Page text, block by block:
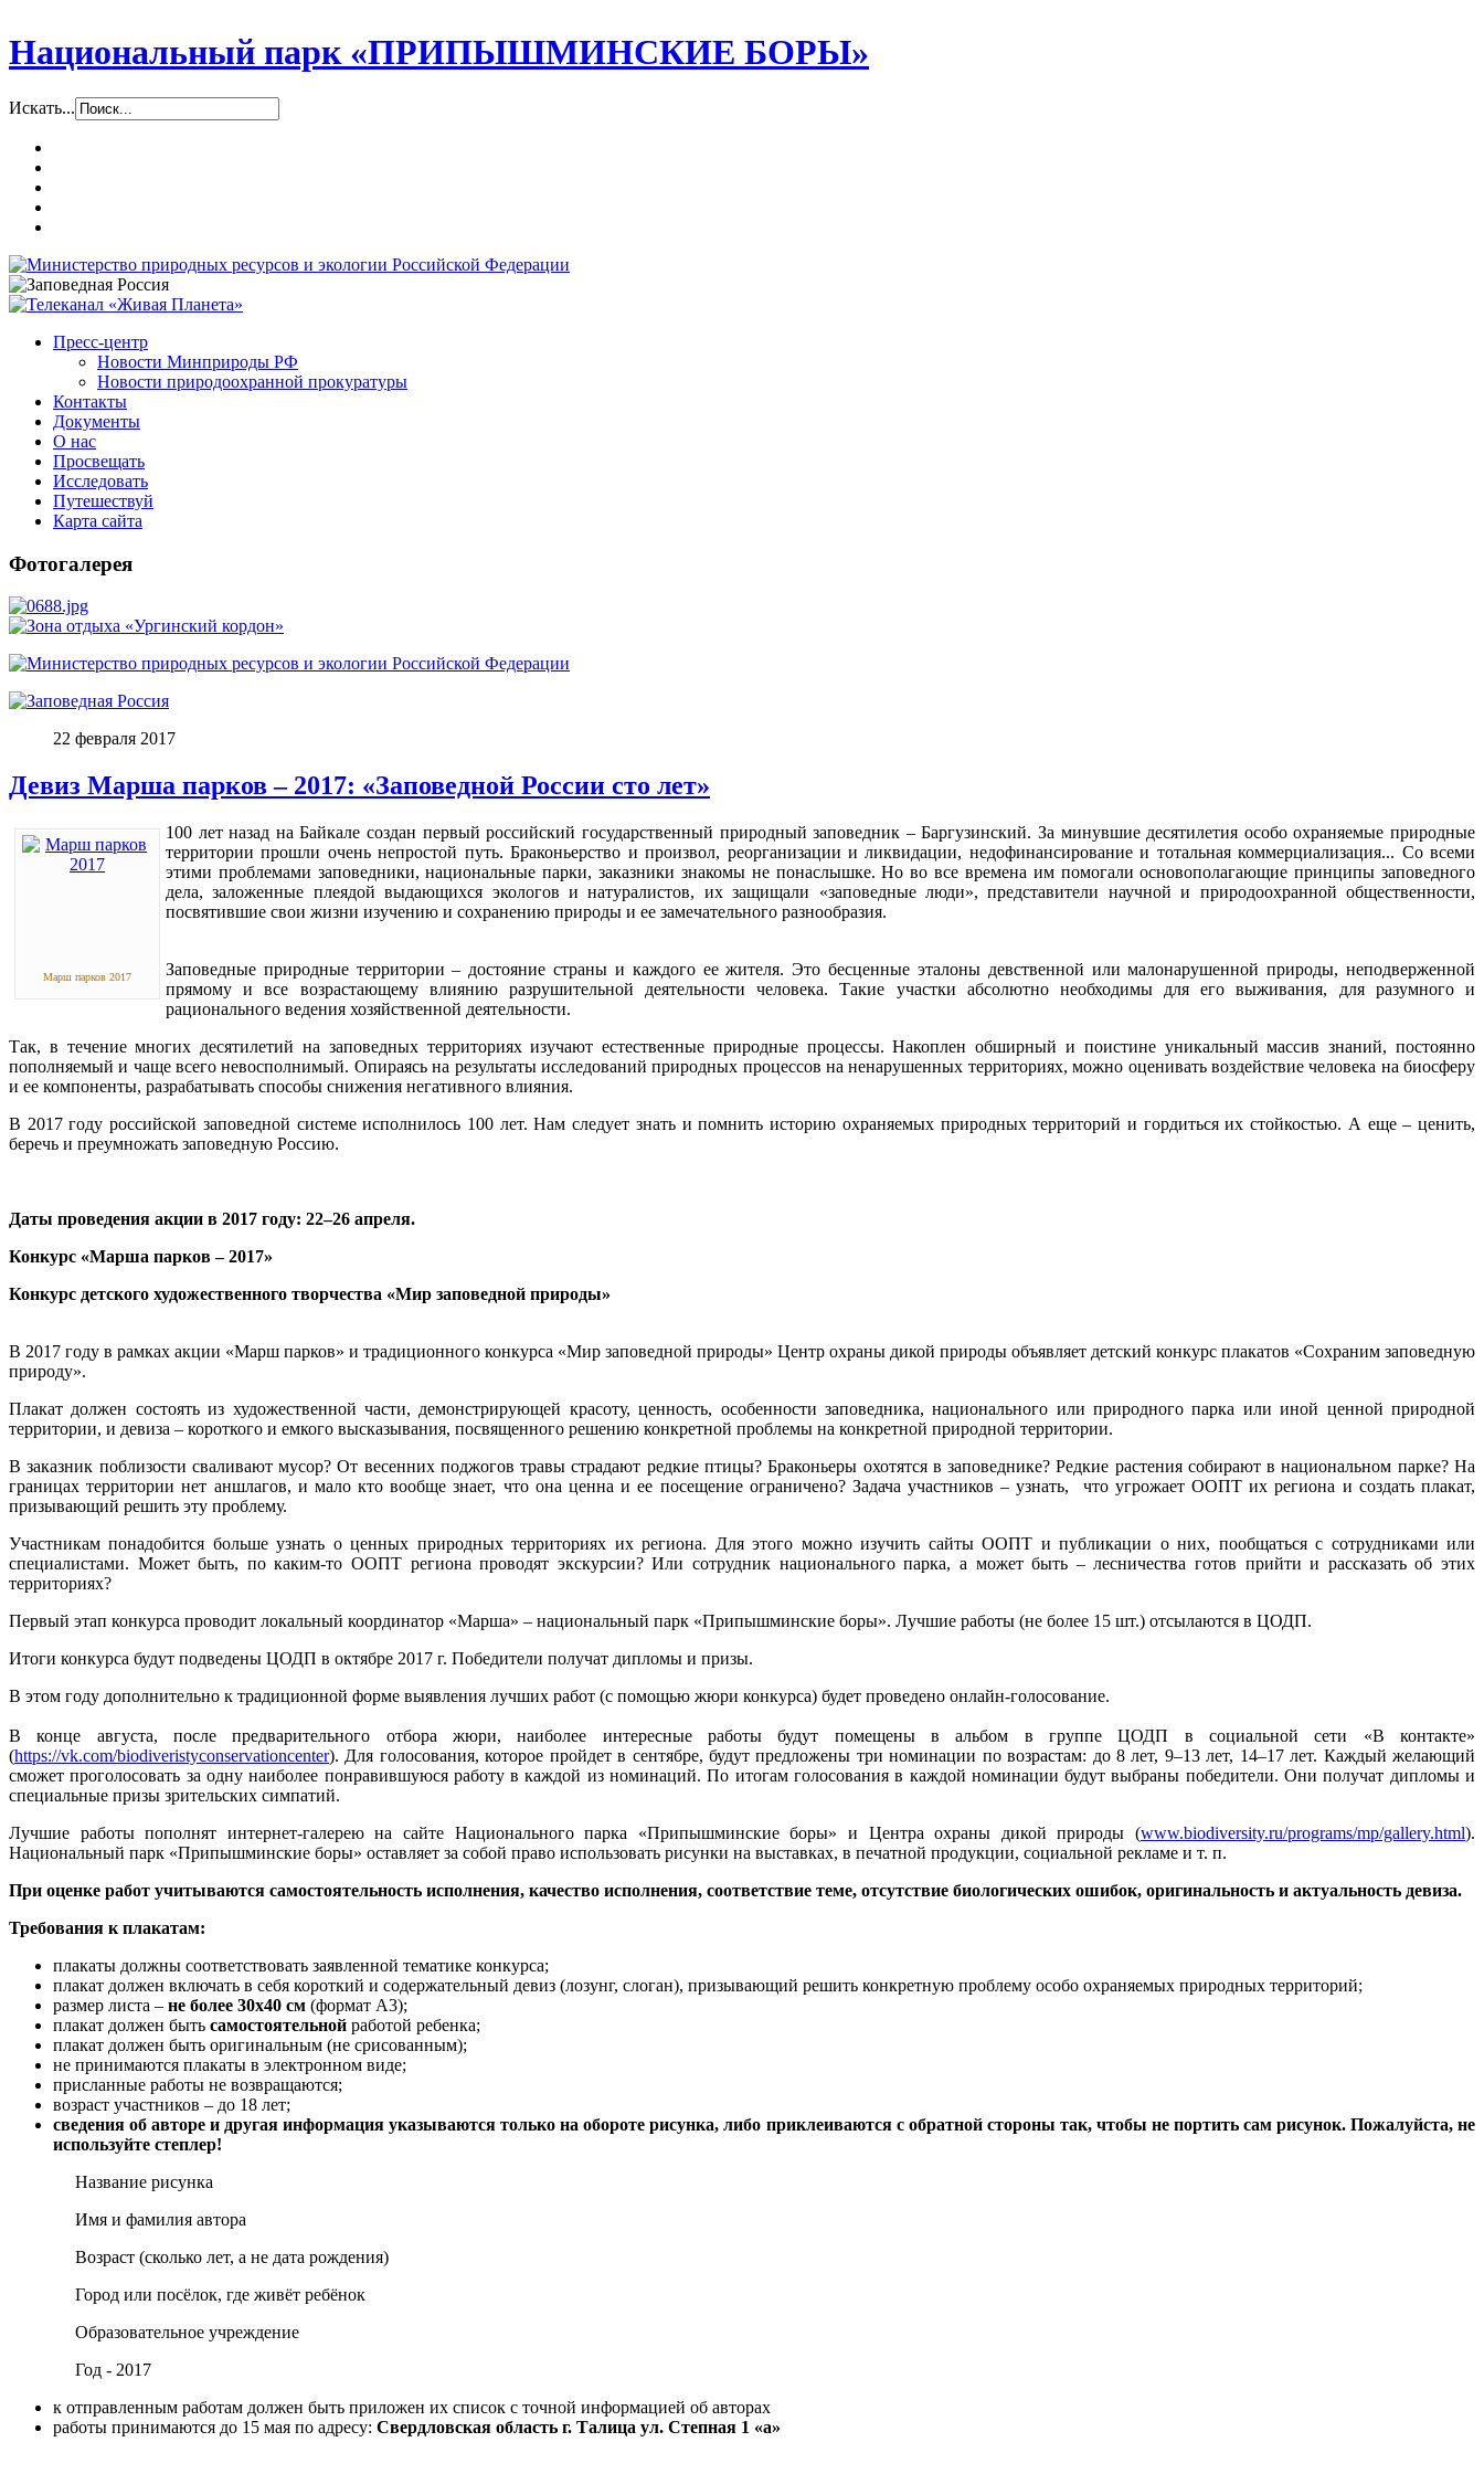
Национальный парк «ПРИПЫШМИНСКИЕ БОРЫ»
Искать...
Пресс-центр
Новости Минприроды РФ
Новости природоохранной прокуратуры
Контакты
Документы
О нас
Просвещать
Исследовать
Путешествуй
Карта сайта
Фотогалерея
22 февраля 2017
Девиз Марша парков – 2017: «Заповедной России сто лет»
Марш парков 2017
100 лет назад на Байкале создан первый российский государственный природный заповедник – Баргузинский. За минувшие десятилетия особо охраняемые природные
территории прошли очень непростой путь. Браконьерство и произвол, реорганизации и ликвидации, недофинансирование и тотальная коммерциализация... Со всеми
этими проблемами заповедники, национальные парки, заказники знакомы не понаслышке. Но во все времена им помогали основополагающие принципы заповедного
дела, заложенные плеядой выдающихся экологов и натуралистов, их защищали «заповедные люди», представители научной и природоохранной общественности,
посвятившие свои жизни изучению и сохранению природы и ее замечательного разнообразия.
Заповедные природные территории – достояние страны и каждого ее жителя. Это бесценные эталоны девственной или малонарушенной природы, неподверженной
прямому и все возрастающему влиянию разрушительной деятельности человека. Такие участки абсолютно необходимы для его выживания, для разумного и
рационального ведения хозяйственной деятельности.
Так, в течение многих десятилетий на заповедных территориях изучают естественные природные процессы. Накоплен обширный и поистине уникальный массив знаний, постоянно
пополняемый и чаще всего невосполнимый. Опираясь на результаты исследований природных процессов на ненарушенных территориях, можно оценивать воздействие человека на биосферу
и ее компоненты, разрабатывать способы снижения негативного влияния.
В 2017 году российской заповедной системе исполнилось 100 лет. Нам следует знать и помнить историю охраняемых природных территорий и гордиться их стойкостью. А еще – ценить,
беречь и преумножать заповедную Россию.
Даты проведения акции в 2017 году: 22–26 апреля.
Конкурс «Марша парков – 2017»
Конкурс детского художественного творчества «Мир заповедной природы»
В 2017 году в рамках акции «Марш парков» и традиционного конкурса «Мир заповедной природы» Центр охраны дикой природы объявляет детский конкурс плакатов «Сохраним заповедную
природу».
Плакат должен состоять из художественной части, демонстрирующей красоту, ценность, особенности заповедника, национального или природного парка или иной ценной природной
территории, и девиза – короткого и емкого высказывания, посвященного решению конкретной проблемы на конкретной природной территории.
В заказник поблизости сваливают мусор? От весенних поджогов травы страдают редкие птицы? Браконьеры охотятся в заповеднике? Редкие растения собирают в национальном парке? На
границах территории нет аншлагов, и мало кто вообще знает, что она ценна и ее посещение ограничено? Задача участников – узнать, что угрожает ООПТ их региона и создать плакат,
призывающий решить эту проблему.
Участникам понадобится больше узнать о ценных природных территориях их региона. Для этого можно изучить сайты ООПТ и публикации о них, пообщаться с сотрудниками или
специалистами. Может быть, по каким-то ООПТ региона проводят экскурсии? Или сотрудник национального парка, а может быть – лесничества готов прийти и рассказать об этих
территориях?
Первый этап конкурса проводит локальный координатор «Марша» – национальный парк «Припышминские боры». Лучшие работы (не более 15 шт.) отсылаются в ЦОДП.
Итоги конкурса будут подведены ЦОДП в октябре 2017 г. Победители получат дипломы и призы.
В этом году дополнительно к традиционной форме выявления лучших работ (с помощью жюри конкурса) будет проведено онлайн-голосование.
В конце августа, после предварительного отбора жюри, наиболее интересные работы будут помещены в альбом в группе ЦОДП в социальной сети «В контакте»
(https://vk.com/biodiveristyconservationcenter). Для голосования, которое пройдет в сентябре, будут предложены три номинации по возрастам: до 8 лет, 9–13 лет, 14–17 лет. Каждый желающий
сможет проголосовать за одну наиболее понравившуюся работу в каждой из номинаций. По итогам голосования в каждой номинации будут выбраны победители. Они получат дипломы и
специальные призы зрительских симпатий.
Лучшие работы пополнят интернет-галерею на сайте Национального парка «Припышминские боры» и Центра охраны дикой природы (www.biodiversity.ru/programs/mp/gallery.html).
Национальный парк «Припышминские боры» оставляет за собой право использовать рисунки на выставках, в печатной продукции, социальной рекламе и т. п.
При оценке работ учитываются самостоятельность исполнения, качество исполнения, соответствие теме, отсутствие биологических ошибок, оригинальность и актуальность девиза.
Требования к плакатам:
плакаты должны соответствовать заявленной тематике конкурса;
плакат должен включать в себя короткий и содержательный девиз (лозунг, слоган), призывающий решить конкретную проблему особо охраняемых природных территорий;
размер листа – не более 30х40 см (формат А3);
плакат должен быть самостоятельной работой ребенка;
плакат должен быть оригинальным (не срисованным);
не принимаются плакаты в электронном виде;
присланные работы не возвращаются;
возраст участников – до 18 лет;
сведения об авторе и другая информация указываютсятолько на обороте рисунка, либо приклеиваются с обратной стороны так, чтобы не портить сам рисунок. Пожалуйста, не
используйте степлер!
Название рисунка
Имя и фамилия автора
Возраст (сколько лет, а не дата рождения)
Город или посёлок, где живёт ребёнок
Образовательное учреждение
Год - 2017
к отправленным работам должен быть приложен их список с точной информацией об авторах
работы принимаются до 15 мая по адресу: Свердловская область г. Талица ул. Степная 1 «а»